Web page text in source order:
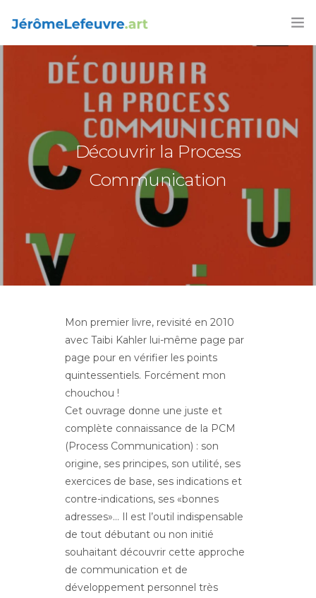
Découvrir la Process
Communication
Mon premier livre, revisité en 2010
avec Taibi Kahler lui-même page par
page pour en vérifier les points
quintessentiels. Forcément mon
chouchou !
Cet ouvrage donne une juste et
complète connaissance de la PCM
(Process Communication) : son
origine, ses principes, son utilité, ses
exercices de base, ses indications et
contre-indications, ses «bonnes
adresses»… Il est l’outil indispensable
de tout débutant ou non initié
souhaitant découvrir cette approche
de communication et de
développement personnel très